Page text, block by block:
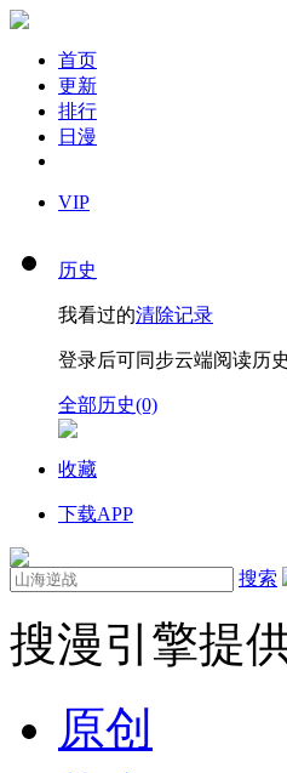
首页
更新
排行
日漫
VIP
历史
我看过的清除记录
登录后可同步云端阅读历史
全部历史(0)
收藏
下载APP
搜索
搜漫引擎提
原创